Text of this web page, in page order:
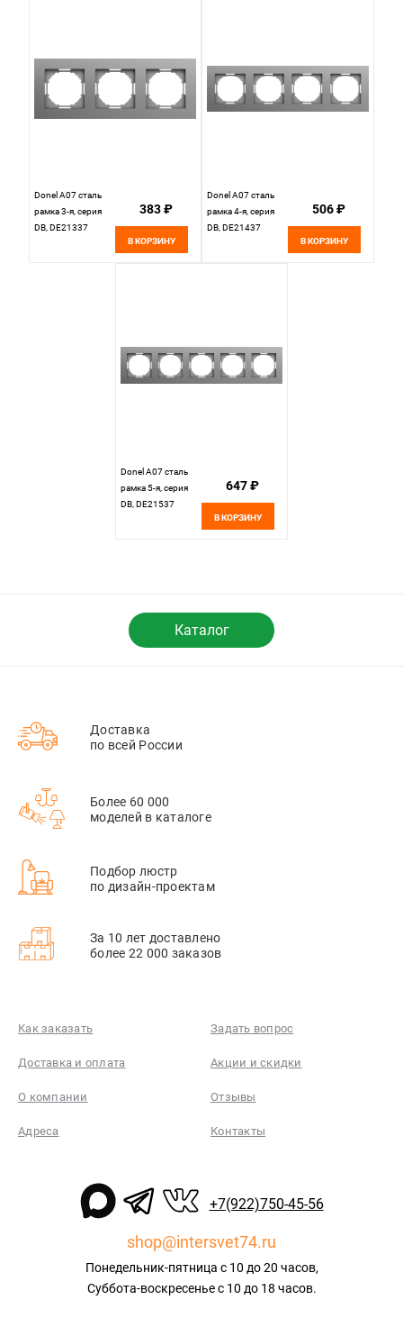
Donel A07 сталь
рамка 3-я, серия
DB, DE21337
383 ₽
В КОРЗИНУ
Donel A07 сталь
рамка 4-я, серия
DB, DE21437
506 ₽
В КОРЗИНУ
Donel A07 сталь
рамка 5-я, серия
DB, DE21537
647 ₽
В КОРЗИНУ
Каталог
Доставка
по всей России
Более 60 000
моделей в каталоге
Подбор люстр
по дизайн-проектам
За 10 лет доставлено
более 22 000 заказов
Как заказать Задать вопрос
Доставка и оплата Акции и скидки
О компании Отзывы
Адреса Контакты
+7(922)750-45-56
shop@intersvet74.ru
Понедельник-пятница с 10 до 20 часов,
Суббота-воскресенье с 10 до 18 часов.